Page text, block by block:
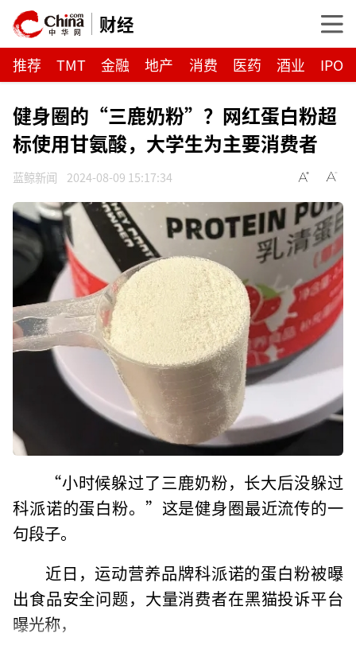
财经
推荐 TMT 金融 地产 消费 医药 酒业 IPO
健身圈的“三鹿奶粉”？网红蛋白粉超
标使用甘氨酸，大学生为主要消费者
蓝鲸新闻 2024-08-09 15:17:34
“小时候躲过了三鹿奶粉，长大后没躲过
科派诺的蛋白粉。”这是健身圈最近流传的一
句段子。
近日，运动营养品牌科派诺的蛋白粉被曝
出食品安全问题，大量消费者在黑猫投诉平台
曝光称，